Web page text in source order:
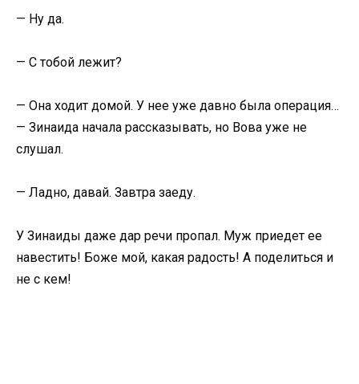
— Ну да.
— С тобой лежит?
— Она ходит домой. У нее уже давно была операция…
— Зинаида начала рассказывать, но Вова уже не
слушал.
— Ладно, давай. Завтра заеду.
У Зинаиды даже дар речи пропал. Муж приедет ее
навестить! Боже мой, какая радость! А поделиться и
не с кем!